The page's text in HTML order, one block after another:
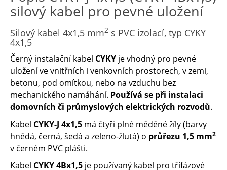
silový kabel pro pevné uložení
Silový kabel 4x1,5 mm2 s PVC izolací, typ CYKY
4x1,5
Černý instalační kabel CYKY je vhodný pro pevné
uložení ve vnitřních i venkovních prostorech, v zemi,
betonu, pod omítkou, nebo na vzduchu bez
mechanického namáhání. Používá se při instalaci
domovních či průmyslových elektrických rozvodů.
Kabel CYKY-J 4x1,5 má čtyři plné měděné žíly (barvy
hnědá, černá, šedá a zeleno-žlutá) o průřezu 1,5 mm2
v černém PVC plášti.
Kabel CYKY 4Bx1,5 je používaný kabel pro třífázové